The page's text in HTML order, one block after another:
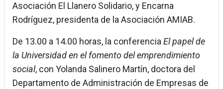
Asociación El Llanero Solidario, y Encarna
Rodríguez, presidenta de la Asociación AMIAB.
De 13.00 a 14.00 horas, la conferencia El papel de
la Universidad en el fomento del emprendimiento
social, con Yolanda Salinero Martín, doctora del
Departamento de Administración de Empresas de